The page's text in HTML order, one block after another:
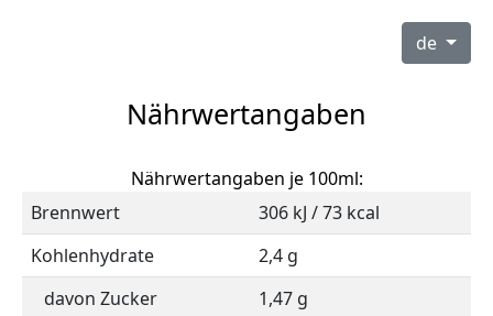
de
Nährwertangaben
Nährwertangaben je 100ml:
Brennwert
306 kJ / 73 kcal
Kohlenhydrate
2,4 g
davon Zucker
1,47 g